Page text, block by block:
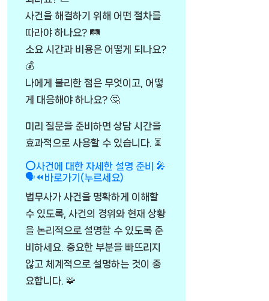
사건을 해결하기 위해 어떤 절차를
따라야 하나요? 🛤️
소요 시간과 비용은 어떻게 되나요?
💰
나에게 불리한 점은 무엇이고, 어떻
게 대응해야 하나요? 🤔
미리 질문을 준비하면 상담 시간을
효과적으로 사용할 수 있습니다. ⏳
⭕사건에 대한 자세한 설명 준비 🎤
🗣️⏪바로가기(누르세요)
법무사가 사건을 명확하게 이해할
수 있도록, 사건의 경위와 현재 상황
을 논리적으로 설명할 수 있도록 준
비하세요. 중요한 부분을 빠뜨리지
않고 체계적으로 설명하는 것이 중
요합니다. 🧩